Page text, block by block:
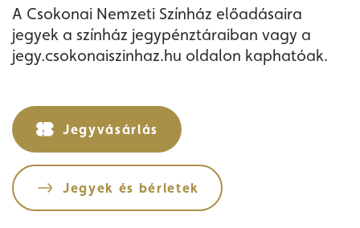
A Csokonai Nemzeti Színház előadásaira
jegyek a színház jegypénztáraiban vagy a
jegy.csokonaiszinhaz.hu oldalon kaphatóak.
Jegyvásárlás
Jegyek és bérletek